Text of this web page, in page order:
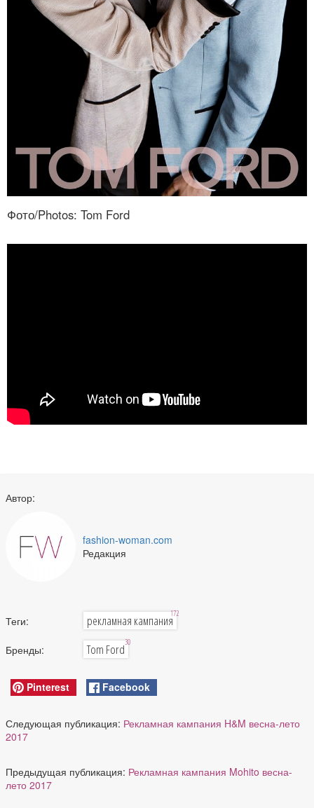
Фото/Photos: Tom Ford
Автор:
fashion-woman.com
Редакция
Теги: рекламная кампания172
Бренды: Tom Ford30
Pinterest Facebook
Следующая публикация: Рекламная кампания H&M весна-лето
2017
Предыдущая публикация: Рекламная кампания Mohito весна-
лето 2017